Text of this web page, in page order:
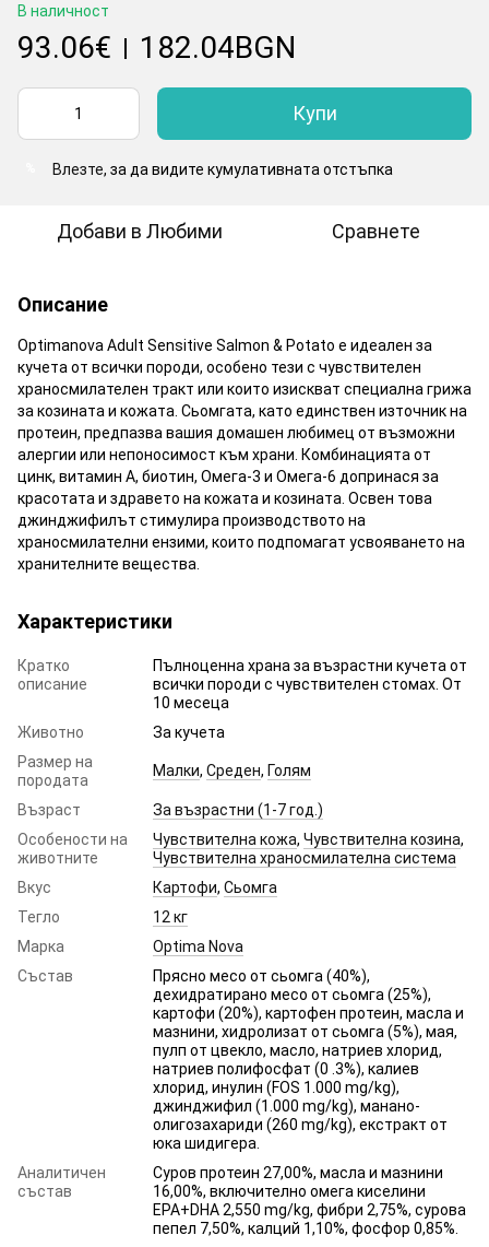
В наличност
93.06€ | 182.04BGN
Купи
Влезте, за да видите кумулативната отстъпка
Добави в Любими Сравнете
Описание
Optimanova Adult Sensitive Salmon & Potato е идеален за
кучета от всички породи, особено тези с чувствителен
храносмилателен тракт или които изискват специална грижа
за козината и кожата. Сьомгата, като единствен източник на
протеин, предпазва вашия домашен любимец от възможни
алергии или непоносимост към храни. Комбинацията от
цинк, витамин А, биотин, Омега-3 и Омега-6 допринася за
красотата и здравето на кожата и козината. Освен това
джинджифилът стимулира производството на
храносмилателни ензими, които подпомагат усвояването на
хранителните вещества.
Характеристики
Кратко
описание
Пълноценна храна за възрастни кучета от
всички породи с чувствителен стомах. От
10 месеца
Животно
За кучета
Размер на
породата
Малки, Среден, Голям
Възраст
За възрастни (1-7 год.)
Особености на
животните
Чувствителна кожа, Чувствителна козина,
Чувствителна храносмилателна система
Вкус
Картофи, Сьомга
Тегло
12 кг
Марка
Optima Nova
Състав
Прясно месо от сьомга (40%),
дехидратирано месо от сьомга (25%),
картофи (20%), картофен протеин, масла и
мазнини, хидролизат от сьомга (5%), мая,
пулп от цвекло, масло, натриев хлорид,
натриев полифосфат (0 .3%), калиев
хлорид, инулин (FOS 1.000 mg/kg),
джинджифил (1.000 mg/kg), манано-
олигозахариди (260 mg/kg), екстракт от
юка шидигера.
Аналитичен
състав
Суров протеин 27,00%, масла и мазнини
16,00%, включително омега киселини
EPA+DHA 2,550 mg/kg, фибри 2,75%, сурова
пепел 7,50%, калций 1,10%, фосфор 0,85%.